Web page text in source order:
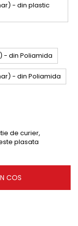
- din plastic
- din Poliamida
- din Poliamida
de curier,
plasata
COS